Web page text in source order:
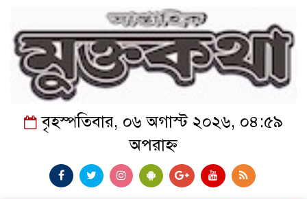
বৃহস্পতিবার, ০৬ অগাস্ট ২০২৬, ০৪:৫৯
অপরাহ্ন